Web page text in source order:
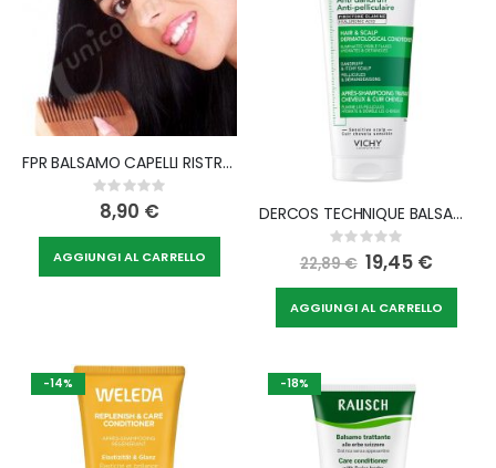
FPR BALSAMO CAPELLI RISTRUTTURANTE 200 ML
Rating:
0%
8,90 €
AGGIUNGI AL CARRELLO
DERCOS TECHNIQUE BALSAMO ANTI DANDRUFF 200 ML
Rating:
0%
22,89 € Special
Price
19,45 €
AGGIUNGI AL CARRELLO
-14% -18%